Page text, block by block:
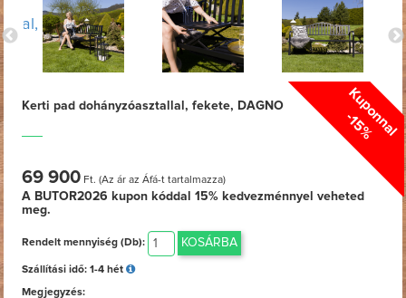
Kuponnal
-15%
Kerti pad dohányzóasztallal, fekete, DAGNO
69 900 Ft. (Az ár az Áfá-t tartalmazza)
A BUTOR2026 kupon kóddal15% kedvezménnyel veheted
meg.
Rendelt mennyiség (Db): KOSÁRBA
Szállítási idő: 1-4 hét
Megjegyzés: